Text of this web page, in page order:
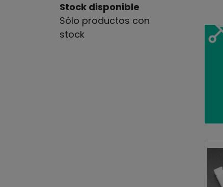
Stock disponible
Sólo productos con
stock